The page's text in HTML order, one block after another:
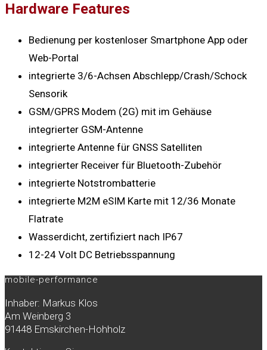
Hardware Features
Bedienung per kostenloser Smartphone App oder
Web-Portal
integrierte 3/6-Achsen Abschlepp/Crash/Schock
Sensorik
GSM/GPRS Modem (2G) mit im Gehäuse
integrierter GSM-Antenne
integrierte Antenne für GNSS Satelliten
integrierter Receiver für Bluetooth-Zubehör
integrierte Notstrombatterie
integrierte M2M eSIM Karte mit 12/36 Monate
Flatrate
Wasserdicht, zertifiziert nach IP67
12-24 Volt DC Betriebsspannung
mobile-performance
Inhaber: Markus Klos
Am Weinberg 3
91448 Emskirchen-Hohholz